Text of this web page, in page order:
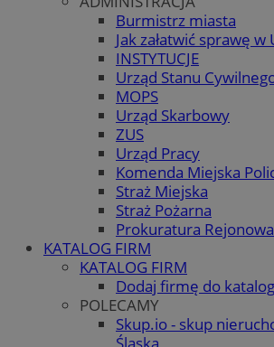
Burmistrz miasta
Jak załatwić sprawę
INSTYTUCJE
Urząd Stanu
MOPS
Urząd Skarbowy
ZUS
Urząd Pracy
Komenda Miejska
Straż Miejska
Straż Pożarna
Prokuratura Rejonowa
KATALOG FIRM
KATALOG FIRM
Dodaj firmę do
POLECAMY
Skup.io - skup